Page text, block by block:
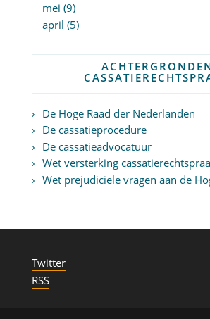
mei (9)
april (5)
De Hoge Raad der Nederlanden
De cassatieprocedure
De cassatieadvocatuur
Wet versterking
Wet prejudiciële vragen aan de
Twitter
RSS